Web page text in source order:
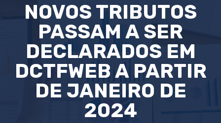
NOVOS TRIBUTOS
PASSAM A SER
DECLARADOS EM
DCTFWEB A PARTIR
DE JANEIRO DE
2024